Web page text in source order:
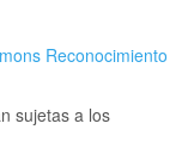
Reconocimiento
sujetas a los